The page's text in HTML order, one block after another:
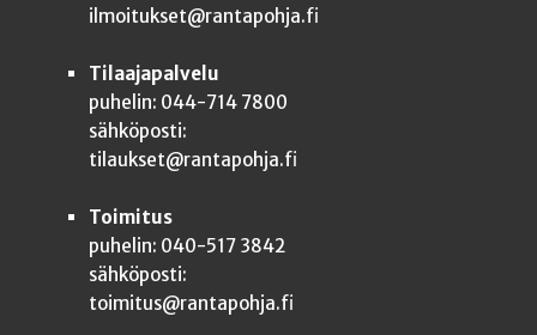
ilmoitukset@rantapohja.fi
Tilaajapalvelu
puhelin: 044-714 7800
sähköposti:
tilaukset@rantapohja.fi
Toimitus
puhelin: 040-517 3842
sähköposti:
toimitus@rantapohja.fi